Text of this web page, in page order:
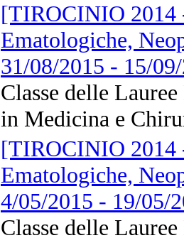
[TIROCINIO 2014
Ematologiche,
31/08/2015 - 15/
Classe delle
in Medicina e
[TIROCINIO 2014
Ematologiche,
4/05/2015 - 19/05/
Classe delle